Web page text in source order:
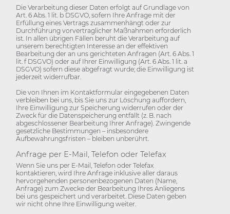
Die Verarbeitung dieser Daten erfolgt auf Grundlage von
Art. 6 Abs. 1 lit. b DSGVO, sofern Ihre Anfrage mit der
Erfüllung eines Vertrags zusammenhängt oder zur
Durchführung vorvertraglicher Maßnahmen erforderlich
ist. In allen übrigen Fällen beruht die Verarbeitung auf
unserem berechtigten Interesse an der effektiven
Bearbeitung der an uns gerichteten Anfragen (Art. 6 Abs. 1
lit. f DSGVO) oder auf Ihrer Einwilligung (Art. 6 Abs. 1 lit. a
DSGVO) sofern diese abgefragt wurde; die Einwilligung ist
jederzeit widerrufbar.
Die von Ihnen im Kontaktformular eingegebenen Daten
verbleiben bei uns, bis Sie uns zur Löschung auffordern,
Ihre Einwilligung zur Speicherung widerrufen oder der
Zweck für die Datenspeicherung entfällt (z. B. nach
abgeschlossener Bearbeitung Ihrer Anfrage). Zwingende
gesetzliche Bestimmungen – insbesondere
Aufbewahrungsfristen – bleiben unberührt.
Anfrage per E-Mail, Telefon oder Telefax
Wenn Sie uns per E-Mail, Telefon oder Telefax
kontaktieren, wird Ihre Anfrage inklusive aller daraus
hervorgehenden personenbezogenen Daten (Name,
Anfrage) zum Zwecke der Bearbeitung Ihres Anliegens
bei uns gespeichert und verarbeitet. Diese Daten geben
wir nicht ohne Ihre Einwilligung weiter.